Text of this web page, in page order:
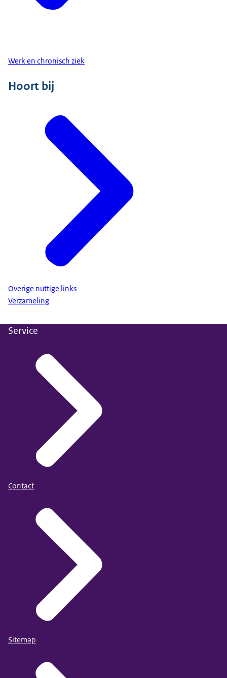
Werk en chronisch ziek
Hoort bij
Overige nuttige links
Verzameling
Service
Contact
Sitemap